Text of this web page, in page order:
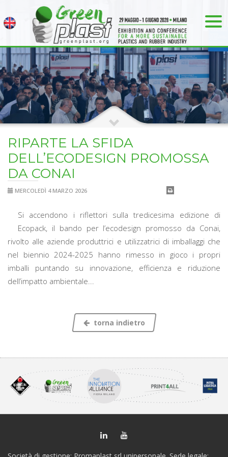
RIPARTE LA SFIDA
DELL’ECODESIGN PROMOSSA
DA CONAI
MERCOLEDÌ 4 MARZO 2026
Si accendono i riflettori sulla tredicesima edizione di
Ecopack, il bando per l’ecodesign promosso da Conai,
rivolto alle aziende produttrici e utilizzatrici di imballaggi che
nel biennio 2024-2025 hanno rimesso in gioco i propri
imballi puntando su innovazione, efficienza e riduzione
dell’impatto ambientale...
torna indietro